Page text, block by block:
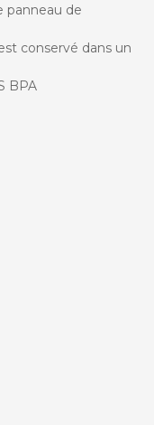
panneau de
conservé dans un
BPA